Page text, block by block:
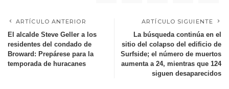
ARTÍCULO ANTERIOR
El alcalde Steve Geller a los
residentes del condado de
Broward: Prepárese para la
temporada de huracanes
ARTÍCULO SIGUIENTE
La búsqueda continúa en el
sitio del colapso del edificio de
Surfside; el número de muertos
aumenta a 24, mientras que 124
siguen desaparecidos